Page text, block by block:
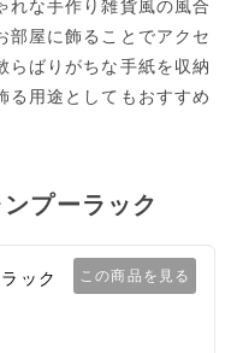
れな手作り雑貨風の風合
部屋に飾ることでアクセ
らばりがちな手紙を収納
る用途としてもおすすめ
プーラック
この商品を見る